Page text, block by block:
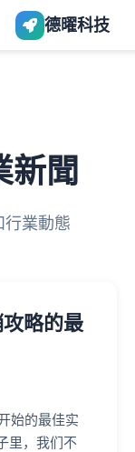
德曜科技
新聞
行業動態
略的最
始的最佳实
里，我们不